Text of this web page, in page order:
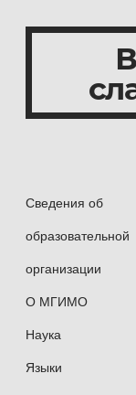
Сведения об
образовательной
организации
О МГИМО
Наука
Языки